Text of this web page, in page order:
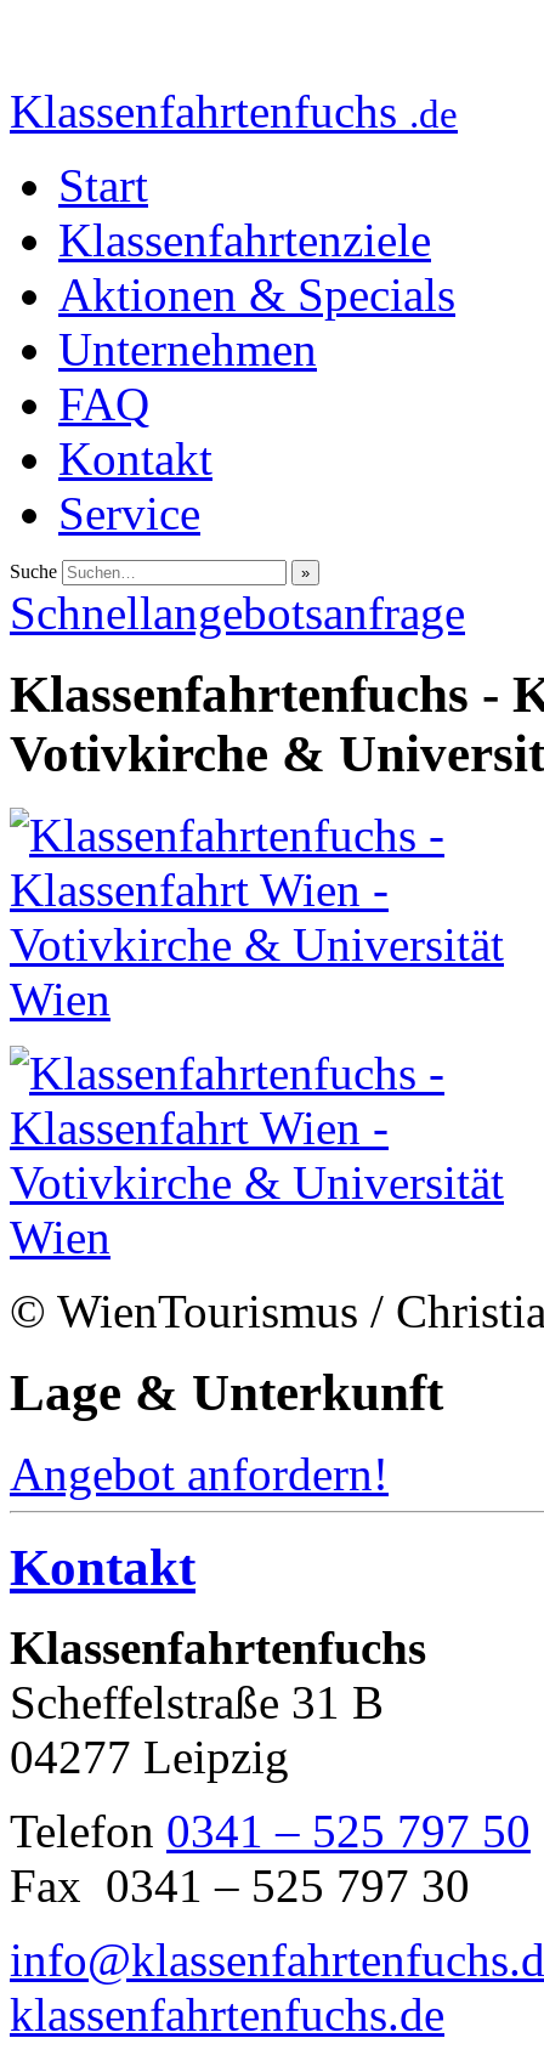
Klassenfahrtenfuchs .de
Start
Klassenfahrtenziele
Aktionen & Specials
Unternehmen
FAQ
Kontakt
Service
Suche
Schnellangebotsanfrage
Klassenfahrtenfuchs -
Votivkirche &
© WienTourismus /
Lage & Unterkunft
Angebot anfordern!
Kontakt
Klassenfahrtenfuchs
Scheffelstraße 31 B
04277 Leipzig
Telefon 0341 – 525 797 50
Fax 0341 – 525 797 30
klassenfahrtenfuchs.de